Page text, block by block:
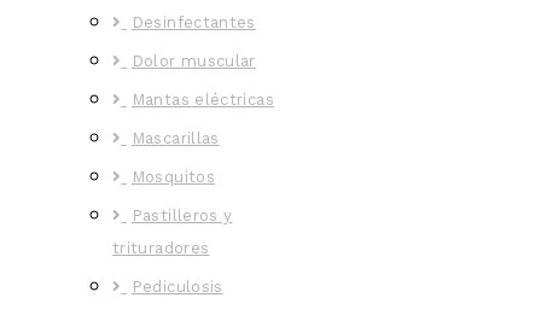
Desinfectantes
Dolor muscular
Mantas eléctricas
Mascarillas
Mosquitos
Pastilleros y
trituradores
Pediculosis